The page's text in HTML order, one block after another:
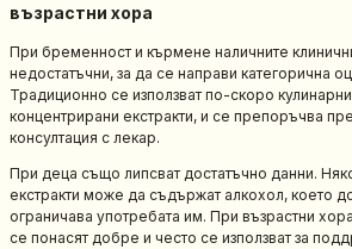
възрастни хора
При бременност и кърмене наличните
недостатъчни, за да се направи категорична
Традиционно се използват по-скоро
концентрирани екстракти, и се препоръчва
консултация с лекар.
При деца също липсват достатъчно данни.
екстракти може да съдържат алкохол, което
ограничава употребата им. При възрастни
се понасят добре и често се използват за